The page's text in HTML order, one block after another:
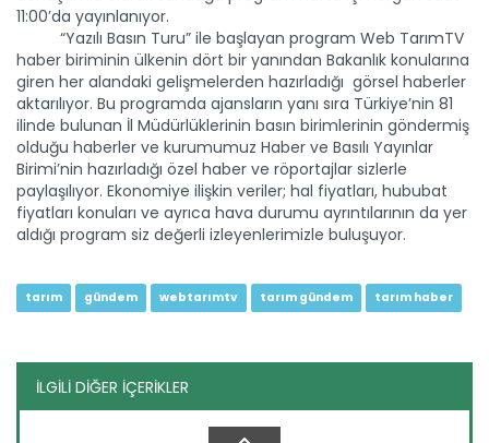
11:00’da yayınlanıyor.
“Yazılı Basın Turu” ile başlayan program Web TarımTV
haber biriminin ülkenin dört bir yanından Bakanlık konularına
giren her alandaki gelişmelerden hazırladığı görsel haberler
aktarılıyor. Bu programda ajansların yanı sıra Türkiye’nin 81
ilinde bulunan İl Müdürlüklerinin basın birimlerinin göndermiş
olduğu haberler ve kurumumuz Haber ve Basılı Yayınlar
Birimi’nin hazırladığı özel haber ve röportajlar sizlerle
paylaşılıyor. Ekonomiye ilişkin veriler; hal fiyatları, hububat
fiyatları konuları ve ayrıca hava durumu ayrıntılarının da yer
aldığı program siz değerli izleyenlerimizle buluşuyor.
tarım gündem webtarımtv tarım gündem tarım haber
İLGİLİ DİĞER İÇERİKLER
Tarım Gündem 23.06.2022
Bir Web TarımTV klasiği haline gelen Tarım Gündem
programı, tarım...
Devamını Oku ->
Tarım Gündem 21.06.2022
Bir Web TarımTV klasiği haline gelen Tarım Gündem